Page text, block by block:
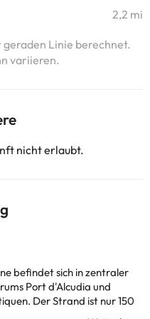
2,2 mi
Linie berechnet.
variieren.
nicht erlaubt.
befindet sich in zentraler
Port d'Alcudia und
Der Strand ist nur 150